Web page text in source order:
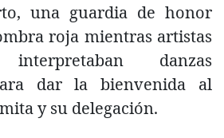
una guardia de honor
roja mientras artistas
interpretaban danzas
dar la bienvenida al
y su delegación.